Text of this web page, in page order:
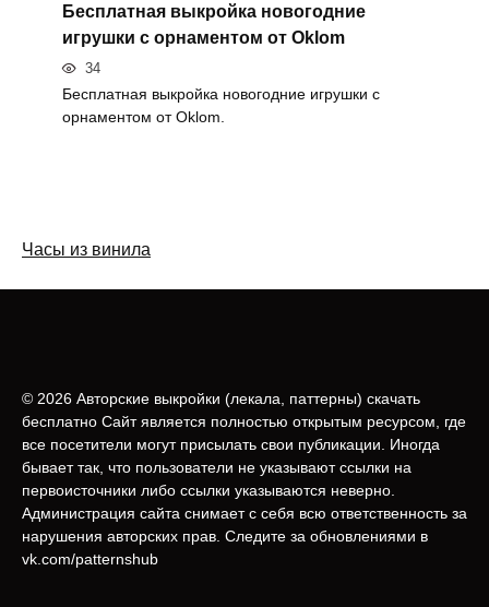
Бесплатная выкройка новогодние
игрушки с орнаментом от Oklom
34
Бесплатная выкройка новогодние игрушки с
орнаментом от Oklom.
Часы из винила
© 2026 Авторские выкройки (лeкала, паттерны) скачать
бесплатно Сайт является полностью открытым ресурсом, где
все посетители могут присылать свои публикации. Иногда
бывает так, что пользователи не указывают ссылки на
первоисточники либо ссылки указываются неверно.
Администрация сайта снимает с себя всю ответственность за
нарушения авторских прав. Следите за обновлениями в
vk.com/patternshub